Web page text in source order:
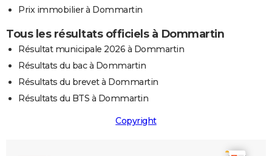
Prix immobilier à Dommartin
Tous les résultats officiels à Dommartin
Résultat municipale 2026 à Dommartin
Résultats du bac à Dommartin
Résultats du brevet à Dommartin
Résultats du BTS à Dommartin
Copyright